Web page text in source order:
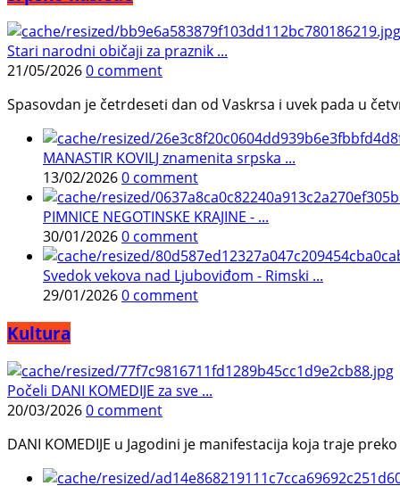
Stari narodni običaji za praznik ...
21/05/20260 comment
Spasovdan je četrdeseti dan od Vaskrsa i uvek pada u
MANASTIR KOVILJ znamenita srpska ...
13/02/20260 comment
PIMNICE NEGOTINSKE KRAJINE - ...
30/01/20260 comment
Svedok vekova nad Ljuboviđom - Rimski ...
29/01/20260 comment
Kultura
Počeli DANI KOMEDIJE za sve ...
20/03/20260 comment
DANI KOMEDIJE u Jagodini je manifestacija koja traje